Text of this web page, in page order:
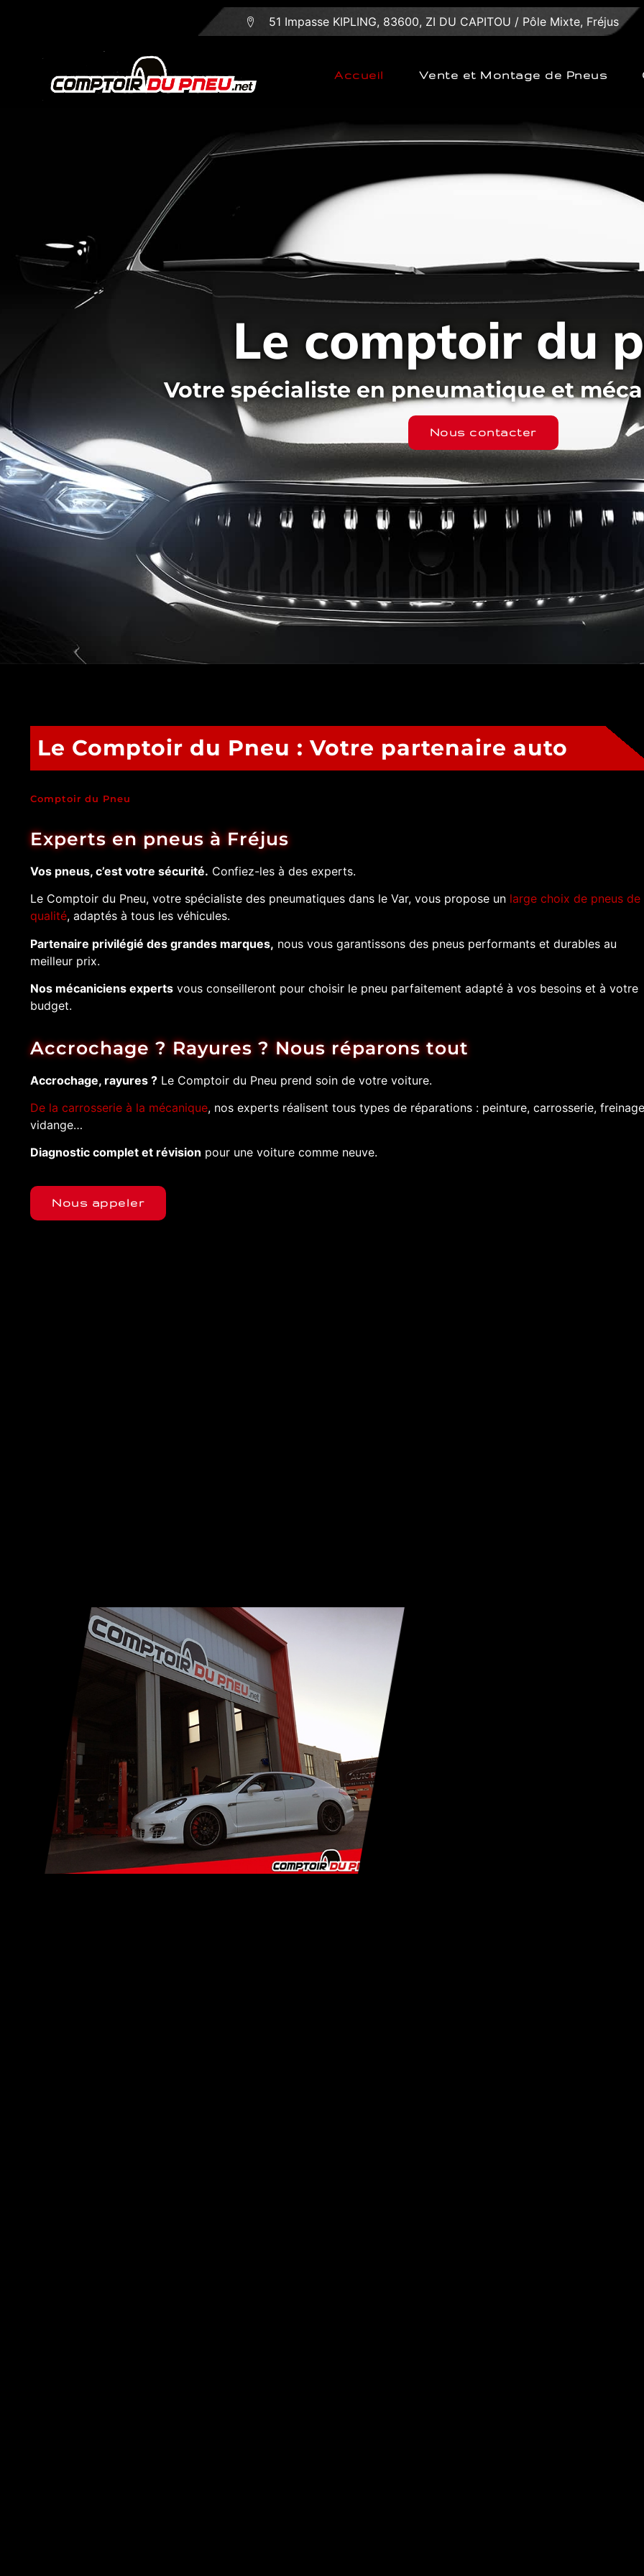
51 Impasse KIPLING, 83600, ZI DU CAPITOU / Pôle Mixte, Fréjus
Accueil Vente et Montage de Pneus
Le comptoir du
Votre spécialiste en pneumatique et
Nous contacter
Le Comptoir du Pneu : Votre partenaire auto
Comptoir du Pneu
Experts en pneus à Fréjus
Vos pneus, c’est votre sécurité. Confiez-les à des experts.
Le Comptoir du Pneu, votre spécialiste des pneumatiques dans le Var, vous propose un large choix de pneus de
qualité, adaptés à tous les véhicules.
Partenaire privilégié des grandes marques, nous vous garantissons des pneus performants et durables au
meilleur prix.
Nos mécaniciens experts vous conseilleront pour choisir le pneu parfaitement adapté à vos besoins et à votre
budget.
Accrochage ? Rayures ? Nous réparons tout
Accrochage, rayures ? Le Comptoir du Pneu prend soin de votre voiture.
De la carrosserie à la mécanique, nos experts réalisent tous types de réparations : peinture, carrosserie,
vidange…
Diagnostic complet et révision pour une voiture comme neuve.
Nous appeler